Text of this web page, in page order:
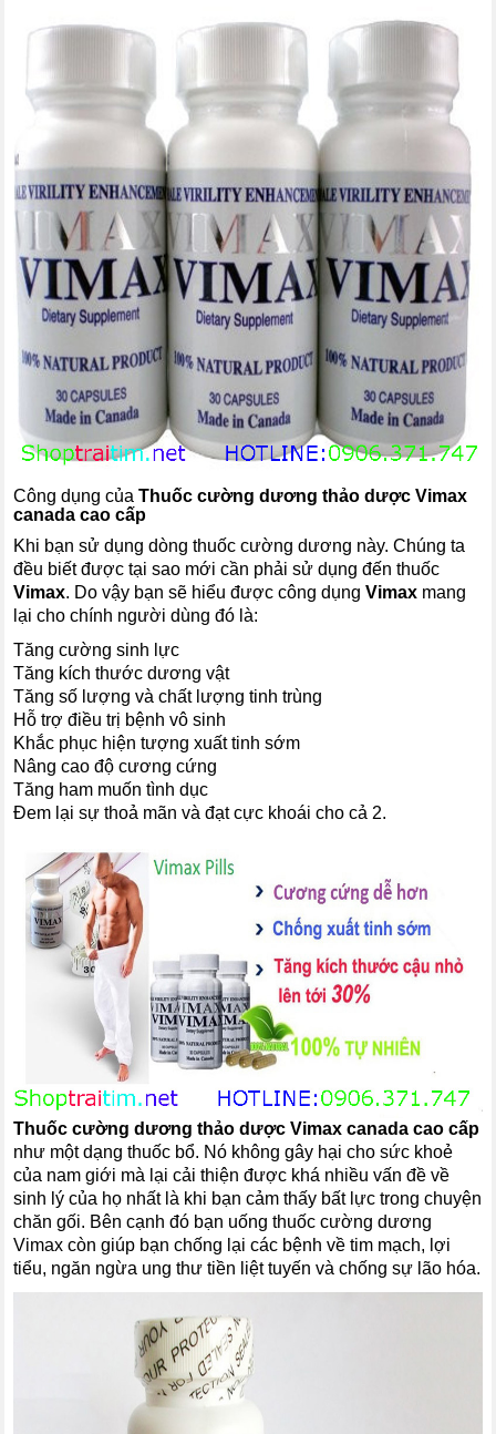
Công dụng củaThuốc cường dương thảo dược Vimax
canada cao cấp
Khi bạn sử dụng dòng thuốc cường dương này. Chúng ta
đều biết được tại sao mới cần phải sử dụng đến thuốc
Vimax. Do vậy bạn sẽ hiểu được công dụngVimax mang
lại cho chính người dùng đó là:
Tăng cường sinh lực
Tăng kích thước dương vật
Tăng số lượng và chất lượng tinh trùng
Hỗ trợ điều trị bệnh vô sinh
Khắc phục hiện tượng xuất tinh sớm
Nâng cao độ cương cứng
Tăng ham muốn tình dục
Đem lại sự thoả mãn và đạt cực khoái cho cả 2.
Thuốc cường dương thảo dược Vimax canada cao cấp
như một dạng thuốc bổ. Nó không gây hại cho sức khoẻ
của nam giới mà lại cải thiện được khá nhiều vấn đề về
sinh lý của họ nhất là khi bạn cảm thấy bất lực trong chuyện
chăn gối. Bên cạnh đó bạn uống thuốc cường dương
Vimax còn giúp bạn chống lại các bệnh về tim mạch, lợi
tiểu, ngăn ngừa ung thư tiền liệt tuyến và chống sự lão hóa.